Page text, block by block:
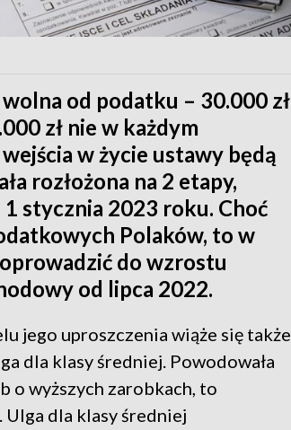
od podatku – 30.000 zł
zł nie w każdym
w życie ustawy będą
rozłożona na 2 etapy,
stycznia 2023 roku. Choć
Polaków, to w
do wzrostu
od lipca 2022.
jego uproszczenia wiąże się także
dla klasy średniej. Powodowała
o wyższych zarobkach, to
Ulga dla klasy średniej